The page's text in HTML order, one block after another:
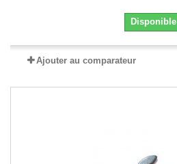
Disponible
Ajouter au comparateur